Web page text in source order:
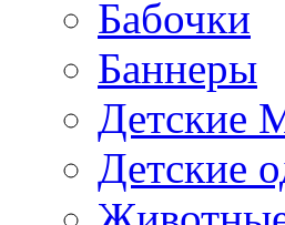
Бабочки
Баннеры
Детские
Детские